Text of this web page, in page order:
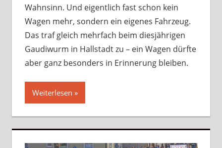
Wahnsinn. Und eigentlich fast schon kein
Wagen mehr, sondern ein eigenes Fahrzeug.
Das traf gleich mehrfach beim diesjährigen
Gaudiwurm in Hallstadt zu – ein Wagen dürfte
aber ganz besonders in Erinnerung bleiben.
Weiterlesen